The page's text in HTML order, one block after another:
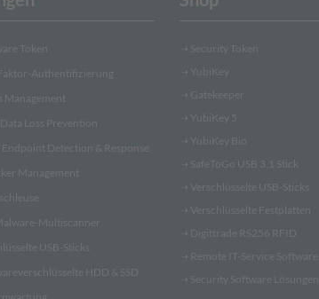
Token
Authentifizierung
Management
Loss Prevention
Endpoint Detection & Response
Management
Multiscanner
USB-Sticks
HDD & SSD
➝ Security Token
➝ YubiKey
➝ Gatekeeper
➝ YubiKey 5
➝ YubiKey Bio
➝ SafeToGo USB 3.1 Stick
➝ Verschlüsselte USB-Sticks
➝ Verschlüsselte Festplatten
➝ Digittrade RS256 RFID
➝ Remote IT-Service Software
➝ Security Software Lösungen